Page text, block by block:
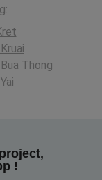
Thong
!